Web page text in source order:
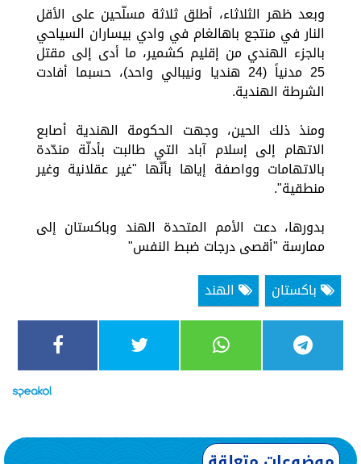
وبعد ظهر الثلاثاء، أطلق ثلاثة مسلّحين على الأقل
النار في منتجع باهالغام في وادي بيساران السياحي
بالجزء الهندي من إقليم كشمير، ما أدى إلى مقتل
25 مدنياً (24 هنديا ونيبالي واحد)، حسبما أفادت
الشرطة الهندية.
ومنذ ذلك الحين، وجهت الحكومة الهندية أصابع
الاتهام إلى إسلام آباد التي طالبت بأدلّة مندّدة
بالاتهامات وواصفة إياها بأنّها "غير عقلانية وغير
منطقية".
بدورها، دعت الأمم المتحدة الهند وباكستان إلى
ممارسة "أقصى درجات ضبط النفس"
باكستان
الهند